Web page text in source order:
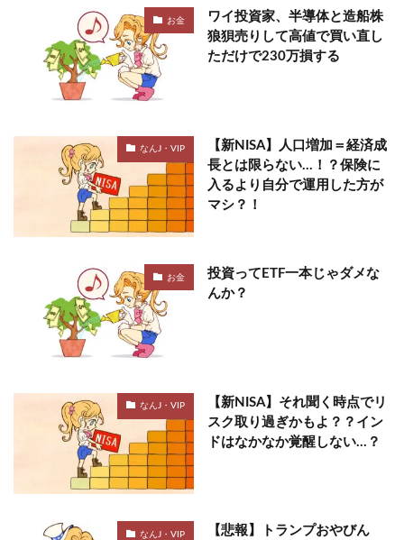
お金
ワイ投資家、半導体と造船株
狼狽売りして高値で買い直し
ただけで230万損する
なんJ・VIP
【新NISA】人口増加＝経済成
長とは限らない…！？保険に
入るより自分で運用した方が
マシ？！
お金
投資ってETF一本じゃダメな
んか？
なんJ・VIP
【新NISA】それ聞く時点でリ
スク取り過ぎかもよ？？イン
ドはなかなか覚醒しない…？
なんJ・VIP
【悲報】トランプおやびん